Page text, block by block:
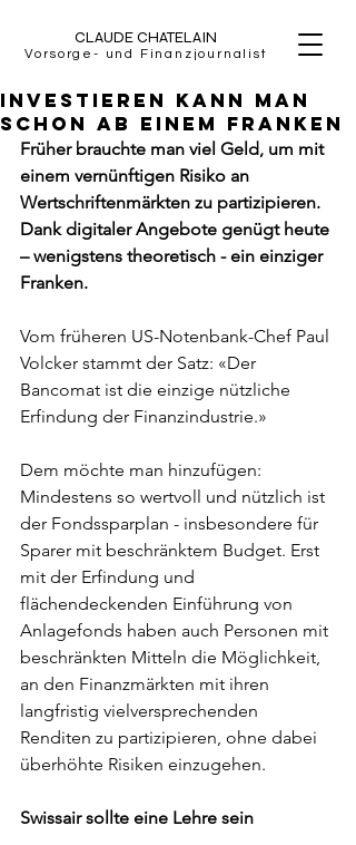
CLAUDE CHATELAIN
Vorsorge- und Finanzjournalist
Investieren kann man
schon ab einem Franken
Früher brauchte man viel Geld, um mit
einem vernünftigen Risiko an
Wertschriftenmärkten zu partizipieren.
Dank digitaler Angebote genügt heute
– wenigstens theoretisch - ein einziger
Franken.
Vom früheren US-Notenbank-Chef Paul
Volcker stammt der Satz: «Der
Bancomat ist die einzige nützliche
Erfindung der Finanzindustrie.»
Dem möchte man hinzufügen:
Mindestens so wertvoll und nützlich ist
der Fondssparplan - insbesondere für
Sparer mit beschränktem Budget. Erst
mit der Erfindung und
flächendeckenden Einführung von
Anlagefonds haben auch Personen mit
beschränkten Mitteln die Möglichkeit,
an den Finanzmärkten mit ihren
langfristig vielversprechenden
Renditen zu partizipieren, ohne dabei
überhöhte Risiken einzugehen.
Swissair sollte eine Lehre sein